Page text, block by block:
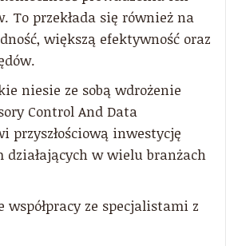
To przekłada się również na
większą efektywność oraz
niesie ze sobą wdrożenie
Control And Data
przyszłościową inwestycję
w wielu branżach
współpracy ze specjalistami z